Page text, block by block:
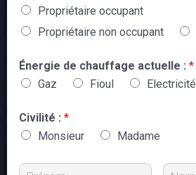
Propriétaire occupant
Propriétaire non occupant
Énergie de chauffage actuelle : *
Gaz
Fioul Electricité
Civilité : *
Monsieur
Madame